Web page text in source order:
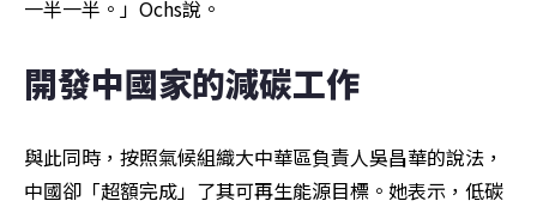
一半一半。」Ochs說。
開發中國家的減碳工作
與此同時，按照氣候組織大中華區負責人吳昌華的說法，
中國卻「超額完成」了其可再生能源目標。她表示，低碳